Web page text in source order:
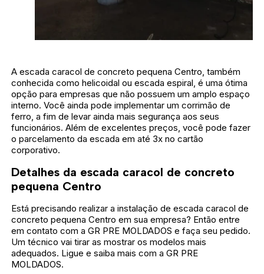
A escada caracol de concreto pequena Centro, também
conhecida como helicoidal ou escada espiral, é uma ótima
opção para empresas que não possuem um amplo espaço
interno. Você ainda pode implementar um corrimão de
ferro, a fim de levar ainda mais segurança aos seus
funcionários. Além de excelentes preços, você pode fazer
o parcelamento da escada em até 3x no cartão
corporativo.
Detalhes da escada caracol de concreto
pequena Centro
Está precisando realizar a instalação de escada caracol de
concreto pequena Centro em sua empresa? Então entre
em contato com a GR PRE MOLDADOS e faça seu pedido.
Um técnico vai tirar as mostrar os modelos mais
adequados. Ligue e saiba mais com a GR PRE
MOLDADOS.